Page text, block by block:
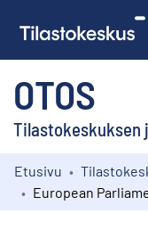
OTOS
Tilastokeskuksen
Kokoelmat
Etusivu